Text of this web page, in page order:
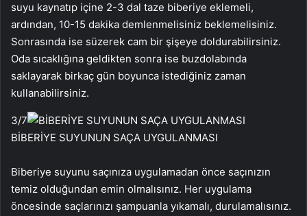
suyu kaynatıp içine 2-3 dal taze biberiye eklemeli,
ardından, 10-15 dakika demlenmelisiniz beklemelisiniz.
Sonrasında ise süzerek cam bir şişeye doldurabilirsiniz.
Oda sıcaklığına geldikten sonra ise buzdolabında
saklayarak birkaç gün boyunca istediğiniz zaman
kullanabilirsiniz.
3/7
BİBERİYE SUYUNUN SAÇA UYGULANMASI
Biberiye suyunu saçınıza uygulamadan önce saçınızın
temiz olduğundan emin olmalısınız. Her uygulama
öncesinde saçlarınızı şampuanla yıkamalı, durulamalısınız.